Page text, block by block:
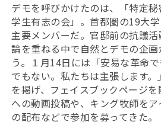
デモを呼びかけたのは、「特定
学生有志の会」。首都圏の19大
主要メンバーだ。官邸前の抗議
論を重ねる中で自然とデモの企
う。１月14日には「安易な革命
でもない。私たちは主張します
を掲げ、フェイスブックページ
への動画投稿や、キング牧師を
の配布などで参加を募ってきた。